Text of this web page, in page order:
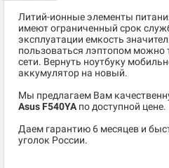
Литий-ионные элементы
имеют ограниченный срок
эксплуатации емкость
пользоваться лэптопом можно
сети. Вернуть ноутбуку
аккумулятор на новый.
Мы предлагаем Вам
Asus F540YAпо доступной цене.
Даем гарантию 6 месяцев и
уголок России.